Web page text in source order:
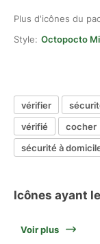
Plus d'icônes du
Style: Octopocto
vérifier
vérifié
cocher
sécurité à
Icônes ayant
Voir plus